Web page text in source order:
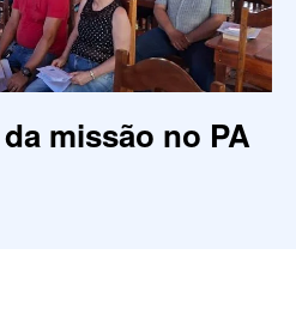
missão no PA